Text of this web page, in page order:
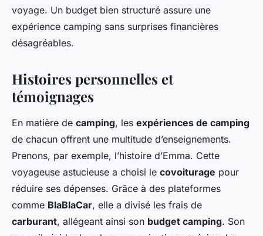
voyage. Un budget bien structuré assure une
expérience camping sans surprises financières
désagréables.
Histoires personnelles et
témoignages
En matière de camping, les expériences de camping
de chacun offrent une multitude d’enseignements.
Prenons, par exemple, l’histoire d’Emma. Cette
voyageuse astucieuse a choisi le covoiturage pour
réduire ses dépenses. Grâce à des plateformes
comme BlaBlaCar, elle a divisé les frais de
carburant, allégeant ainsi son budget camping. Son